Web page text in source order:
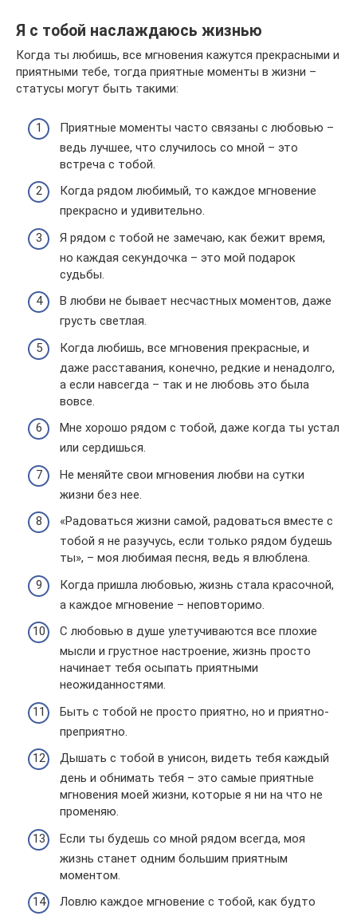
Я с тобой наслаждаюсь жизнью
Когда ты любишь, все мгновения кажутся прекрасными и
приятными тебе, тогда приятные моменты в жизни –
статусы могут быть такими:
Приятные моменты часто связаны с любовью –
ведь лучшее, что случилось со мной – это
встреча с тобой.
Когда рядом любимый, то каждое мгновение
прекрасно и удивительно.
Я рядом с тобой не замечаю, как бежит время,
но каждая секундочка – это мой подарок
судьбы.
В любви не бывает несчастных моментов, даже
грусть светлая.
Когда любишь, все мгновения прекрасные, и
даже расставания, конечно, редкие и ненадолго,
а если навсегда – так и не любовь это была
вовсе.
Мне хорошо рядом с тобой, даже когда ты устал
или сердишься.
Не меняйте свои мгновения любви на сутки
жизни без нее.
«Радоваться жизни самой, радоваться вместе с
тобой я не разучусь, если только рядом будешь
ты», – моя любимая песня, ведь я влюблена.
Когда пришла любовью, жизнь стала красочной,
а каждое мгновение – неповторимо.
С любовью в душе улетучиваются все плохие
мысли и грустное настроение, жизнь просто
начинает тебя осыпать приятными
неожиданностями.
Быть с тобой не просто приятно, но и приятно-
преприятно.
Дышать с тобой в унисон, видеть тебя каждый
день и обнимать тебя – это самые приятные
мгновения моей жизни, которые я ни на что не
променяю.
Если ты будешь со мной рядом всегда, моя
жизнь станет одним большим приятным
моментом.
Ловлю каждое мгновение с тобой, как будто